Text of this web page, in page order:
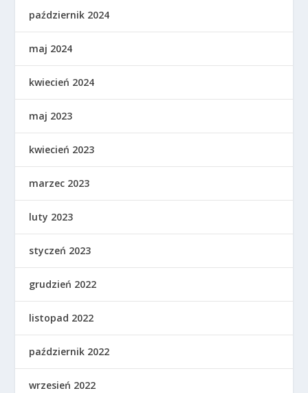
październik 2024
maj 2024
kwiecień 2024
maj 2023
kwiecień 2023
marzec 2023
luty 2023
styczeń 2023
grudzień 2022
listopad 2022
październik 2022
wrzesień 2022